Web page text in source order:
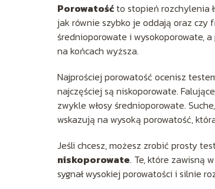
Porowatośćto stopień rozchylenia
jak równie szybko je oddają oraz czy
średnioporowate i wysokoporowate,
na końcach wyższa.
Najprościej porowatość ocenisz
najczęściej są niskoporowate.
zwykle włosy średnioporowate.
wskazują na wysoką porowatość,
Jeśli chcesz, możesz zrobić prosty
niskoporowate. Te, które zawisną
sygnał wysokiej porowatości i silnie